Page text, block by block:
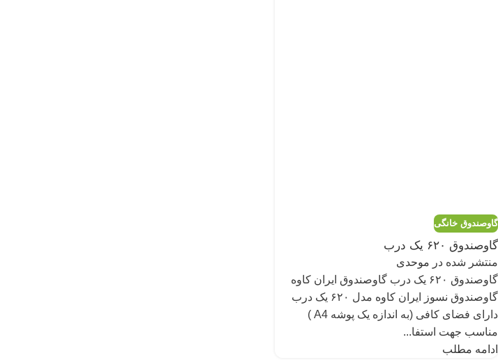
گاوصندوق خانگی
گاوصندوق ۶۲۰ یک درب
منتشر شده در موحدی
گاوصندوق ۶۲۰ یک درب گاوصندوق ایران کاوه
گاوصندوق نسوز ایران کاوه مدل ۶۲۰ یک درب
دارای فضای کافی (به اندازه یک پوشه A4 )
مناسب جهت استفا...
ادامه مطلب